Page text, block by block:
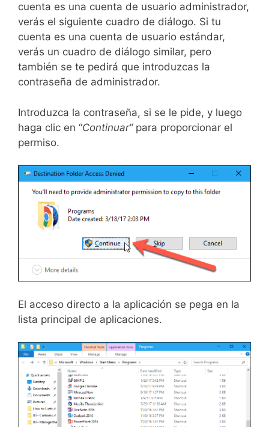
cuenta es una cuenta de usuario administrador,
verás el siguiente cuadro de diálogo. Si tu
cuenta es una cuenta de usuario estándar,
verás un cuadro de diálogo similar, pero
también se te pedirá que introduzcas la
contraseña de administrador.
Introduzca la contraseña, si se le pide, y luego
haga clic en “Continuar”para proporcionar el
permiso.
El acceso directo a la aplicación se pega en la
lista principal de aplicaciones.